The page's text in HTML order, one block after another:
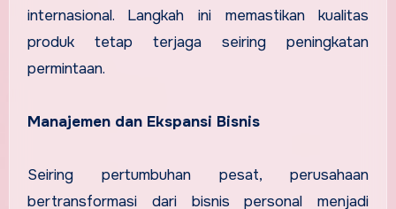
internasional. Langkah ini memastikan kualitas
produk tetap terjaga seiring peningkatan
permintaan.
Manajemen dan Ekspansi Bisnis
Seiring pertumbuhan pesat, perusahaan
bertransformasi dari bisnis personal menjadi